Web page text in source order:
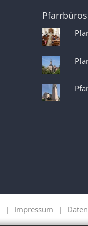
Pfarrbüros
Impressum